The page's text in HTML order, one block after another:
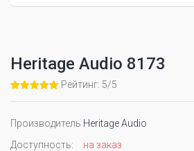
Heritage Audio 8173
Рейтинг: 5/5
Производитель Heritage Audio
Доступность:
на заказ